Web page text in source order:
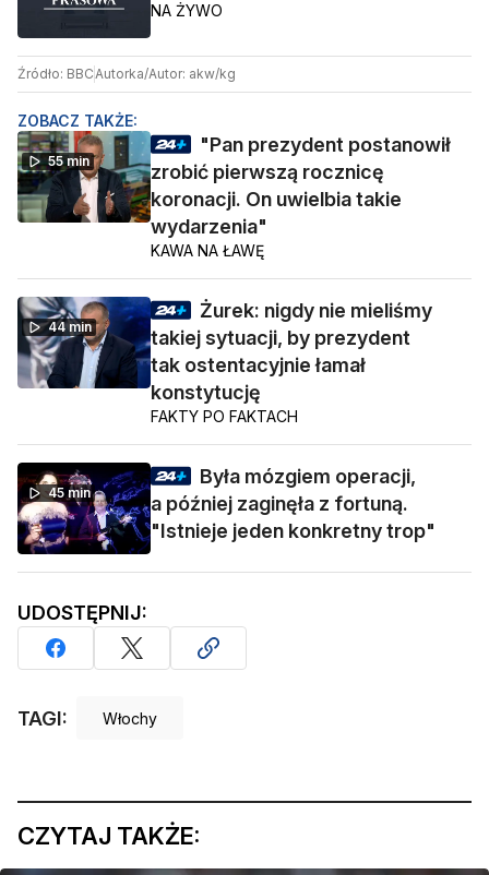
NA ŻYWO
Źródło: BBC Autorka/Autor: akw/kg
ZOBACZ TAKŻE:
55 min
"Pan prezydent postanowił
zrobić pierwszą rocznicę
koronacji. On uwielbia takie
wydarzenia"
KAWA NA ŁAWĘ
44 min
Żurek: nigdy nie mieliśmy
takiej sytuacji, by prezydent
tak ostentacyjnie łamał
konstytucję
FAKTY PO FAKTACH
45 min
Była mózgiem operacji,
a później zaginęła z fortuną.
"Istnieje jeden konkretny trop"
UDOSTĘPNIJ:
TAGI: Włochy
CZYTAJ TAKŻE: